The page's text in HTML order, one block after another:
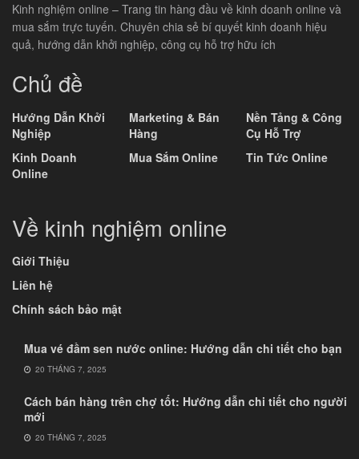
Kinh nghiệm online – Trang tin hàng đầu về kinh doanh online và
mua sắm trực tuyến. Chuyên chia sẻ bí quyết kinh doanh hiệu
quả, hướng dẫn khởi nghiệp, công cụ hỗ trợ hữu ích
Chủ đề
Hướng Dẫn Khởi
Nghiệp
Kinh Doanh
Online
Marketing & Bán
Hàng
Mua Sắm Online
Nền Tảng & Công
Cụ Hỗ Trợ
Tin Tức Online
Về kinh nghiệm online
Giới Thiệu
Liên hệ
Chính sách bảo mật
Mua vé đầm sen nước online: Hướng dẫn chi tiết cho bạn
20 THÁNG 7, 2025
Cách bán hàng trên chợ tốt: Hướng dẫn chi tiết cho người
mới
20 THÁNG 7, 2025